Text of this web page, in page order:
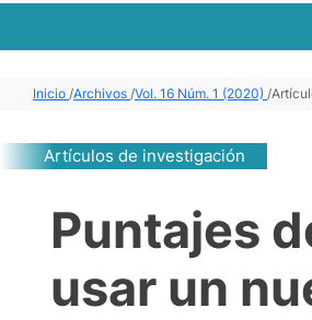
Inicio /Archivos /Vol. 16 Núm. 1 (2020) /
Artículos de investigación
Puntajes
usar un